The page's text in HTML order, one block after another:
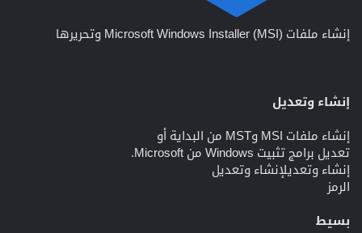
إنشاء ملفات Microsoft Windows Installer (MSI) وتحريرها
إنشاء وتعديل
إنشاء ملفات MSI وMST من البداية أو
تعديل برامج تثبيت Windows من Microsoft.
إنشاء وتعديلإنشاء وتعديل
الرمز
بسيط